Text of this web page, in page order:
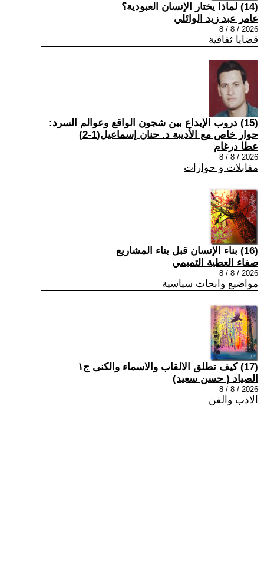
(14) لماذا يختار الإنسان العبودية؟
عامر عبد زيد الوائلي
2026 / 8 / 8
قضايا ثقافية
(15) دروب الإبداع بين شجون الواقع وعوالم السرد:
حوار خاص مع الأديبة د. حنان إسماعيل(1-2)
عطا درغام
2026 / 8 / 8
مقابلات و حوارات
(16) بناء الإنسان قبل بناء المشاريع
صفاء العطية التميمي
2026 / 8 / 8
مواضيع وابحاث سياسية
(17) كيف تطلق الالقاب والاسماء والكنى ج١
الصياد ‏( حسن سعيد‏)
2026 / 8 / 8
الادب والفن